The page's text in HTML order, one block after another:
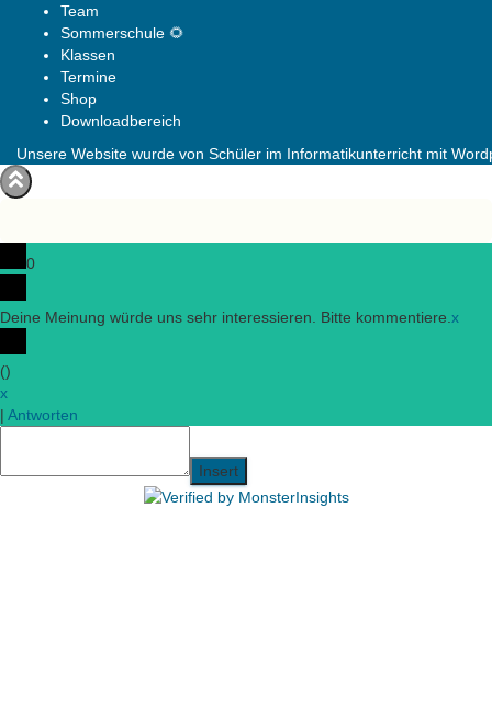
Team
Sommerschule 🌻
Klassen
Termine
Shop
Downloadbereich
Unsere Website wurde von Schüler im Informatikunterricht mit
0
Deine Meinung würde uns sehr interessieren. Bitte kommentiere. x
()
x
| Antworten
Insert